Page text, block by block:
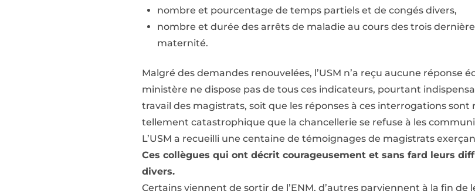
nombre et pourcentage de temps partiels et de congés divers,
nombre et durée des arrêts de maladie au cours des trois
maternité.
Malgré des demandes renouvelées, l’USM n’a reçu aucune réponse
ministère ne dispose pas de tous ces indicateurs, pourtant
travail des magistrats, soit que les réponses à ces interrogations sont
tellement catastrophique que la chancellerie se refuse à les
L’USM a recueilli une centaine de témoignages de magistrats
Ces collègues qui ont décrit courageusement et sans fard leurs
divers.
Certains viennent de sortir de l’ENM, d’autres parviennent à la fin